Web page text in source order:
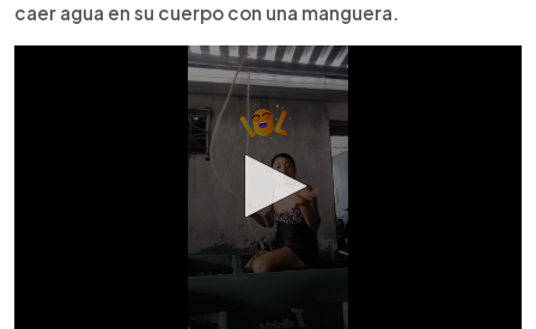
caer agua en su cuerpo con una manguera.